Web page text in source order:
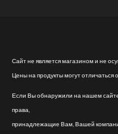
Сайт не является магазином и не
Цены на продукты могут отличаться
Если Вы обнаружили на нашем
права,
принадлежащие Вам, Вашей